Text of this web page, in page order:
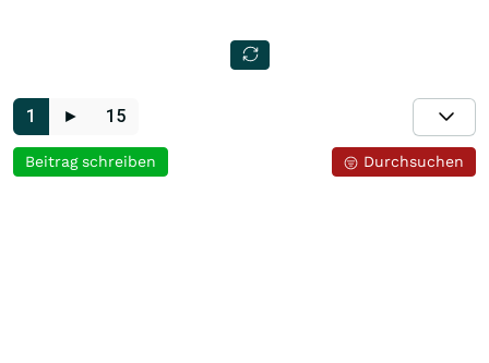
1 ► 15
Durchsuchen
Beitrag schreiben